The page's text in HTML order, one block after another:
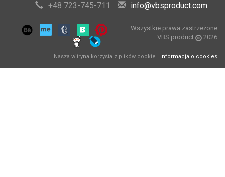
+48 723-745-711 info@vbsproduct.com
Wszystkie prawa zastrzeżone
VBS product
2026
Nasza witryna korzysta z plików cookie | Informacja o cookies